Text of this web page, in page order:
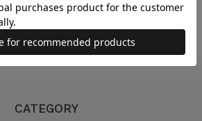
CATEGORY